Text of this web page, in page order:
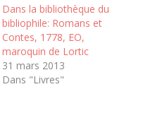
Dans la bibliothèque du
bibliophile: Romans et
Contes, 1778, EO,
maroquin de Lortic
31 mars 2013
Dans "Livres"